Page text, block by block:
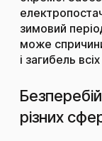
зимовий
може
і загибель
різних